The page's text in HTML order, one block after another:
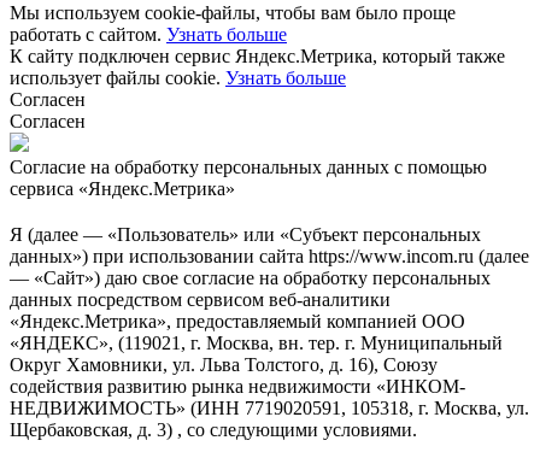
Мы используем cookie-файлы, чтобы вам было проще
работать с сайтом. Узнать больше
К сайту подключен сервис Яндекс.Метрика, который также
использует файлы cookie. Узнать больше
Согласен
Согласен
Согласие на обработку персональных данных с помощью
сервиса «Яндекс.Метрика»
Я (далее — «Пользователь» или «Субъект персональных
данных») при использовании сайта https://www.incom.ru (далее
— «Сайт») даю свое согласие на обработку персональных
данных посредством сервисом веб-аналитики
«Яндекс.Метрика», предоставляемый компанией ООО
«ЯНДЕКС», (119021, г. Москва, вн. тер. г. Муниципальный
Округ Хамовники, ул. Льва Толстого, д. 16), Союзу
содействия развитию рынка недвижимости «ИНКОМ-
НЕДВИЖИМОСТЬ» (ИНН 7719020591, 105318, г. Москва, ул.
Щербаковская, д. 3) , со следующими условиями.